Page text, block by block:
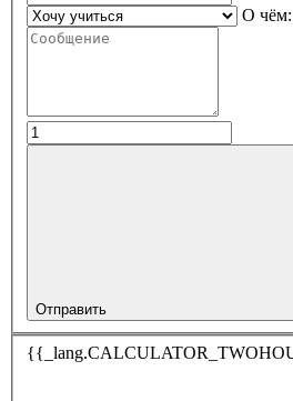
О чём:
Отправить